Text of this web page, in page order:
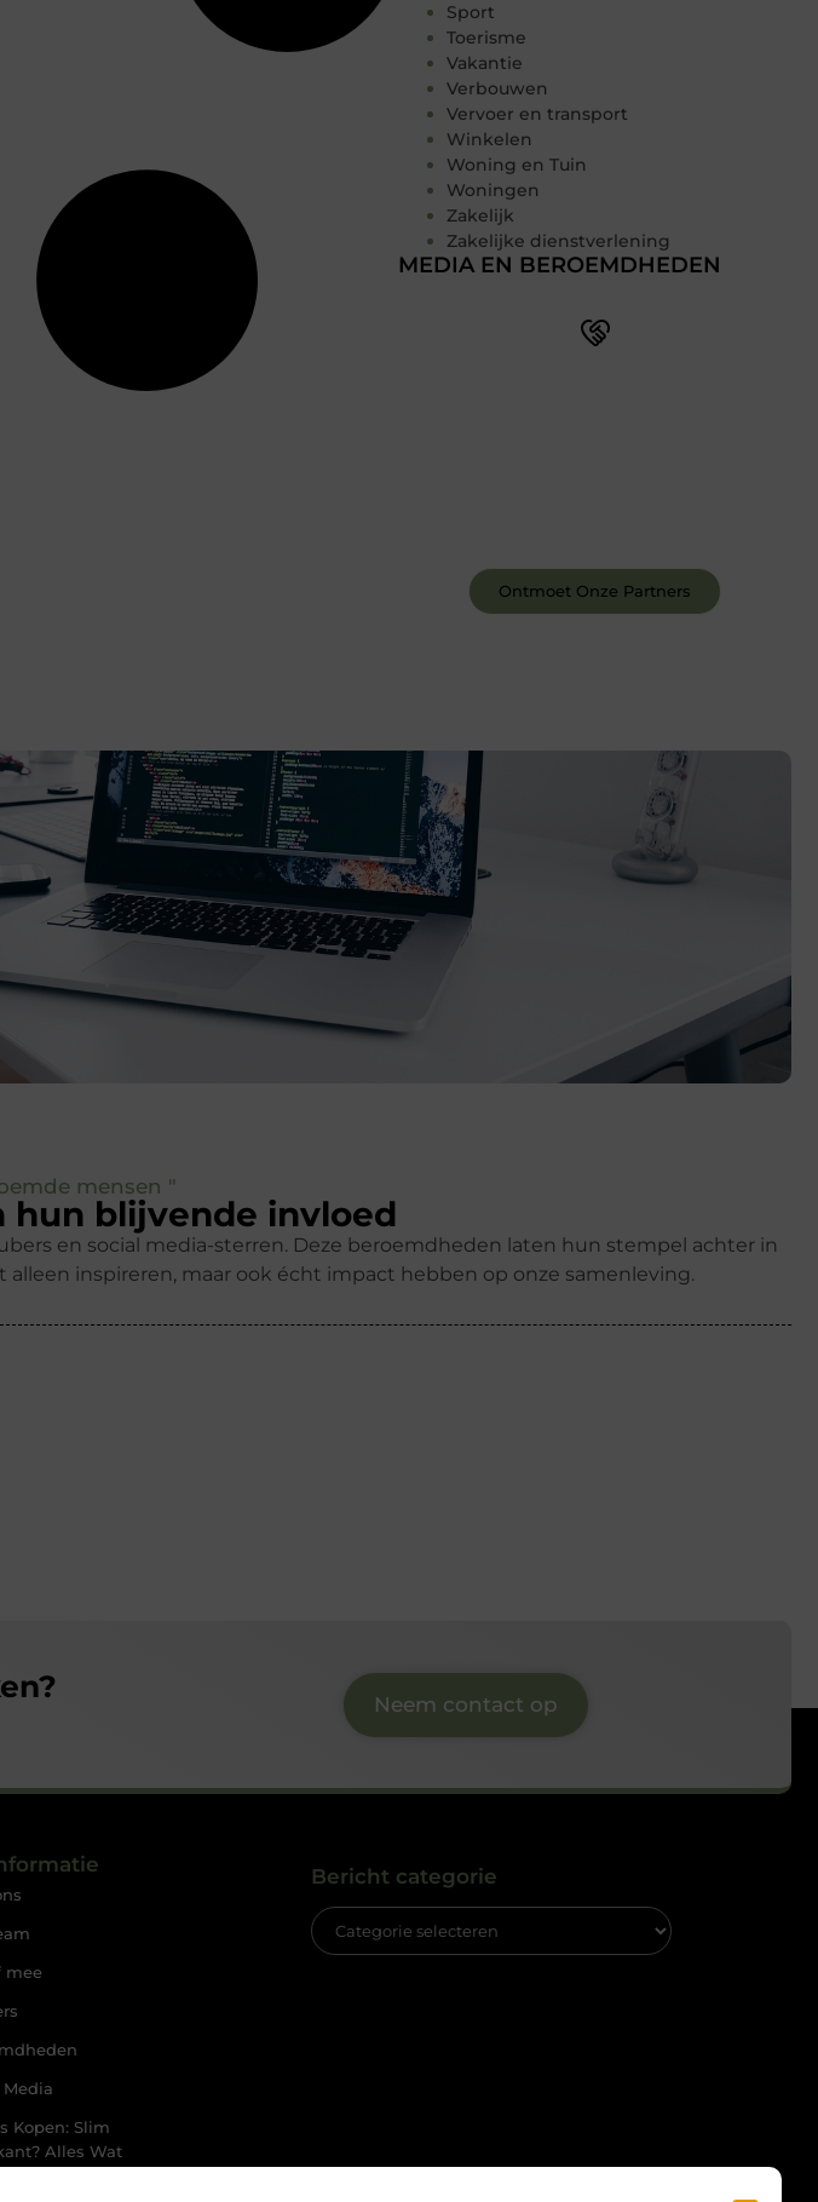
Sport
Toerisme
Vakantie
Verbouwen
Vervoer en transport
Winkelen
Woning en Tuin
Woningen
Zakelijk
Zakelijke dienstverlening
MEDIA EN BEROEMDHEDEN
Ontmoet Onze Partners
mensen "
hun blijvende invloed
en social media-sterren. Deze beroemdheden laten hun stempel achter in
inspireren, maar ook écht impact hebben op onze samenleving.
Neem contact op
mee
Kopen: Slim
Alles Wat
Bericht categorie